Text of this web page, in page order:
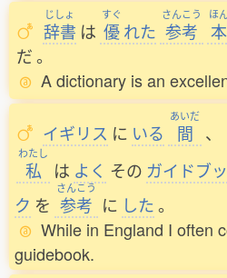
じしょ
辞書 は
すぐ
優れた
さんこう
参考
ほ
本
だ。
A dictionary is an
イギリス に いる
あいだ
間 、
わたし
私 は よく その ガイドブッ
ク を
さんこう
参考 に した 。
While in England I often
guidebook.